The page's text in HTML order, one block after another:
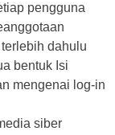
pengguna
dahulu
bentuk Isi
mengenai log-in
siber